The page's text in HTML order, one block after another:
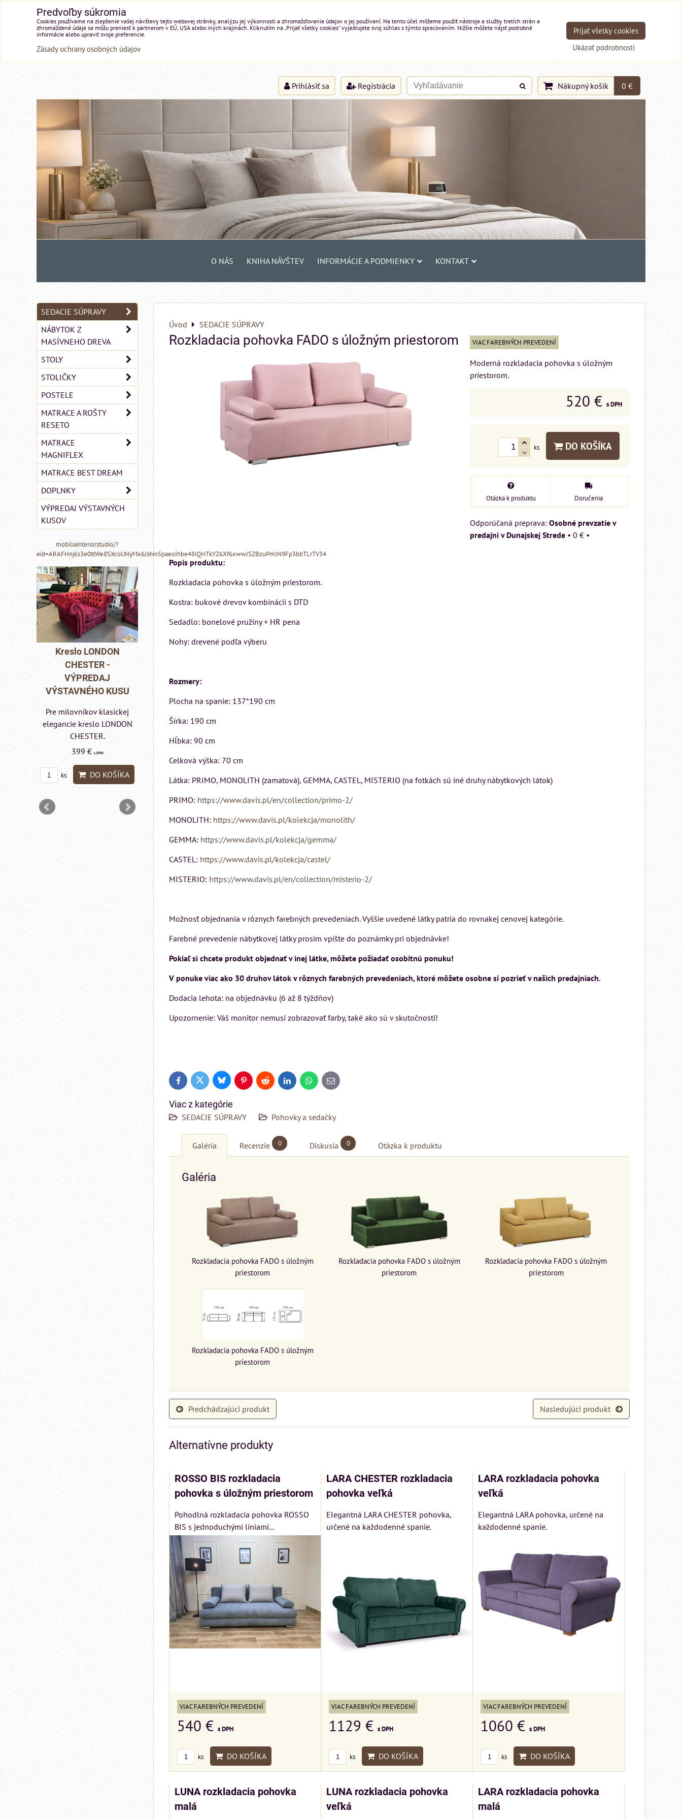
Prihlásiť sa Registrácia Nákupný košík 0 €
O NÁS KNIHA NÁVŠTEV INFORMÁCIE A PODMIENKY KONTAKT
Úvod SEDACIE SÚPRAVY
Rozkladacia pohovka FADO s úložným priestorom VIAC FAREBNÝCH PREVEDENÍ
Moderná rozkladacia pohovka s úložným
priestorom.
520 € s DPH
ks DO KOŠÍKA
Otázka k produktu Doručenia
Osobné prevzatie v
predajni v Dunajskej Strede • 0 € •
Popis produktu:
Rozkladacia pohovka s úložným priestorom.
Kostra: bukové drevov kombinácii s DTD
Sedadlo: bonelové pružiny + HR pena
Nohy: drevené podľa výberu
Rozmery:
Plocha na spanie: 137*190 cm
Šírka: 190 cm
Hĺbka: 90 cm
Celková výška: 70 cm
Látka: PRIMO, MONOLITH (zamatová), GEMMA, CASTEL, MISTERIO (na fotkách sú iné druhy nábytkových látok)
PRIMO: https://www.davis.pl/en/collection/primo-2/
MONOLITH: https://www.davis.pl/kolekcja/monolith/
GEMMA: https://www.davis.pl/kolekcja/gemma/
CASTEL: https://www.davis.pl/kolekcja/castel/
MISTERIO: https://www.davis.pl/en/collection/misterio-2/
Možnosť objednania v rôznych farebných prevedeniach. Vyššie uvedené látky patria do rovnakej cenovej kategórie.
Farebné prevedenie nábytkovej látky prosím vpíšte do poznámky pri objednávke!
Pokiaľ si chcete produkt objednať v inej látke, môžete požiadať osobitnú ponuku!
V ponuke viac ako 30 druhov látok v rôznych farebných prevedeniach, ktoré môžete osobne si pozrieť v našich predajniach.
Dodacia lehota: na objednávku (6 až 8 týždňov)
Upozornenie: Váš monitor nemusí zobrazovať farby, také ako sú v skutočnosti!
FacebookTwitter BlueskyPinterestReddit LinkedInWhatsApp
E-
mail
Viac z kategórie
SEDACIE SÚPRAVY Pohovky a sedačky
Galéria Recenzie 0 Diskusia 0 Otázka k produktu
Galéria
Rozkladacia pohovka FADO s úložným
priestorom
Rozkladacia pohovka FADO s úložným
priestorom
Rozkladacia pohovka FADO s úložným
priestorom
Rozkladacia pohovka FADO s úložným
priestorom
Predchádzajúci produkt Nasledujúci produkt
Alternatívne produkty
ROSSO BIS rozkladacia
pohovka s úložným priestorom
Pohodlná rozkladacia pohovka ROSSO
BIS s jednoduchými líniami...
VIAC FAREBNÝCH PREVEDENÍ
540 € s DPH
ks DO KOŠÍKA
LARA CHESTER rozkladacia
pohovka veľká
Elegantná LARA CHESTER pohovka,
určené na každodenné spanie.
VIAC FAREBNÝCH PREVEDENÍ
1129 € s DPH
ks DO KOŠÍKA
LARA rozkladacia pohovka
veľká
Elegantná LARA pohovka, určené na
každodenné spanie.
VIAC FAREBNÝCH PREVEDENÍ
1060 €s DPH
ks DO KOŠÍKA
LUNA rozkladacia pohovka
malá
LUNA rozkladacia pohovka
veľká
LARA rozkladacia pohovka
malá
SEDACIE SÚPRAVY
NÁBYTOK Z
MASÍVNEHO DREVA
STOLY
STOLIČKY
POSTELE
MATRACE A ROŠTY
RESETO
MATRACE
MAGNIFLEX
MATRACE BEST DREAM
DOPLNKY
VÝPREDAJ VÝSTAVNÝCH
KUSOV
mobiliainteriorstudio/?
eid=ARAFHnj6s3e0ttWe8SXcoUNyMx6Jshin5paeoIhbe48iQHTkYZ6Xf6xwwJSZBzuPmlN9Fp3bbTLrTV34
-
KUSU
MIZAR - talianský
matrac 175x200 cm
Matrac MIZAR od
talianskeho systému
Rinaldi Bed System
ponúka...
699 €s DPH
ks DO KOŠÍKA
VÝPREDAJ
elegancie kreslo a
pohovka LONDON
599 €
DO KOŠÍKA
Predvoľby súkromia
Cookies používame na zlepšenie vašej návštevy tejto webovej stránky, analýzu jej výkonnosti a zhromažďovanie údajov o jej používaní. Na tento účel môžeme použiť nástroje a služby tretích strán a
zhromaždené údaje sa môžu preniesť k partnerom v EÚ, USA alebo iných krajinách. Kliknutím na „Prijať všetky cookies“ vyjadrujete svoj súhlas s týmto spracovaním. Nižšie môžete nájsť podrobné
informácie alebo upraviť svoje preferencie.
Zásady ochrany osobných údajov Ukázať podrobnosti
Prijať všetky cookies